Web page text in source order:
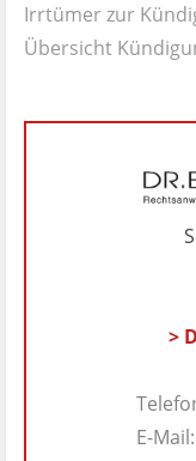
Irrtümer zur
Übersicht
>
E-Mail: